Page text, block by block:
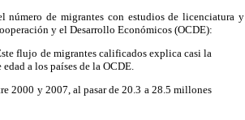
número de migrantes con estudios de licenciatura y
y el Desarrollo Económicos (OCDE):
flujo de migrantes calificados explica casi la
a los países de la OCDE.
2000 y 2007, al pasar de 20.3 a 28.5 millones